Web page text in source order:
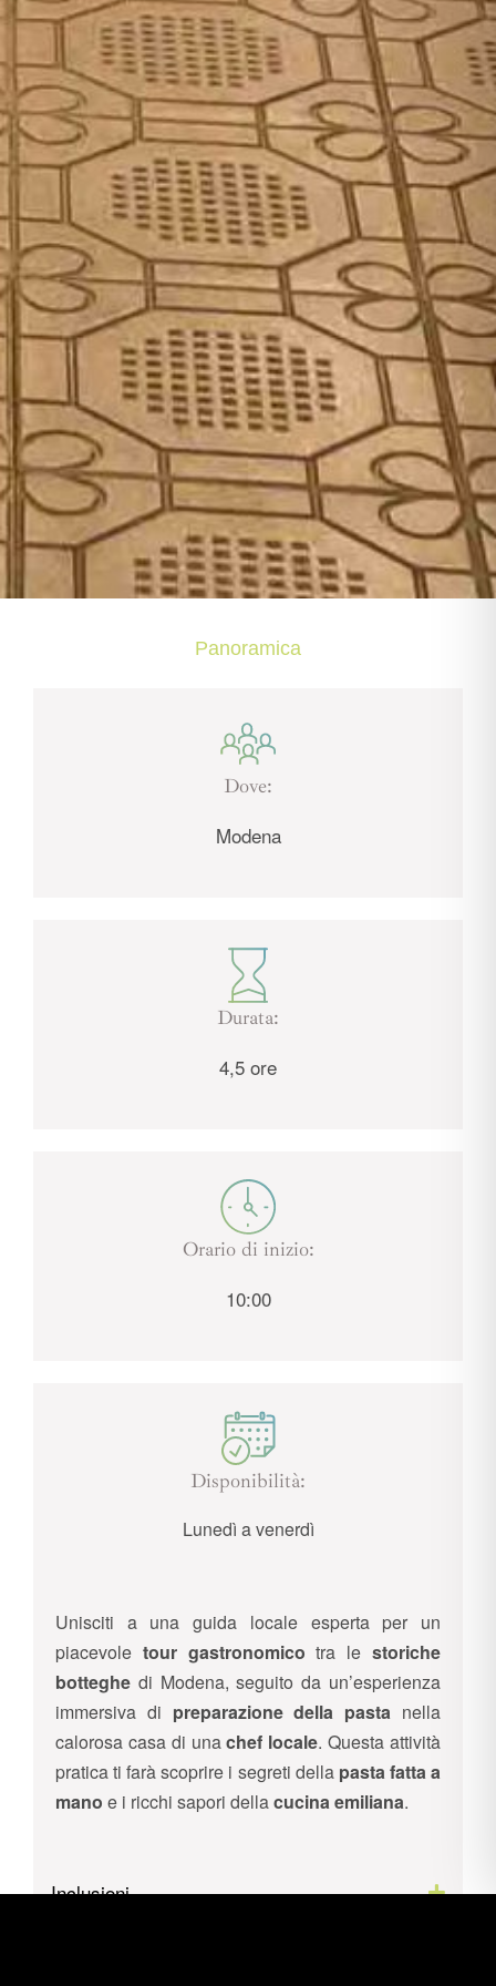
Panoramica
Dove:
Modena
Durata:
4,5 ore
Orario di inizio:
10:00
Disponibilità:
Lunedì a venerdì
Unisciti a una guida locale esperta per un
piacevole tour gastronomico tra lestoriche
botteghe di Modena, seguito da un’esperienza
immersiva di preparazione della pasta nella
calorosa casa di unachef locale. Questa attività
pratica ti farà scoprire i segreti della pasta fatta a
mano e i ricchi sapori dellacucina emiliana.
Inclusioni